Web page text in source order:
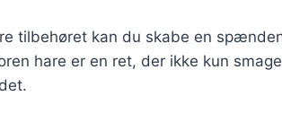
tilbehøret kan du skabe en
hare er en ret, der ikke kun